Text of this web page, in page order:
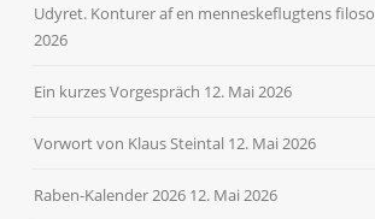
Udyret. Konturer af en menneskeflugtens
2026
Ein kurzes Vorgespräch 12. Mai 2026
Vorwort von Klaus Steintal 12. Mai 2026
Raben-Kalender 2026 12. Mai 2026